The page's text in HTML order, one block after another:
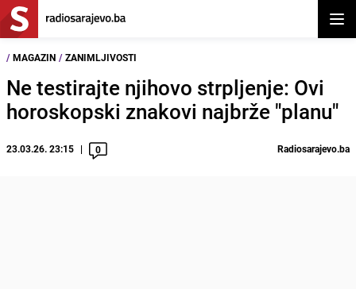
/ MAGAZIN / ZANIMLJIVOSTI
Ne testirajte njihovo strpljenje: Ovi
horoskopski znakovi najbrže "planu"
23.03.26. 23:15 0 Radiosarajevo.ba